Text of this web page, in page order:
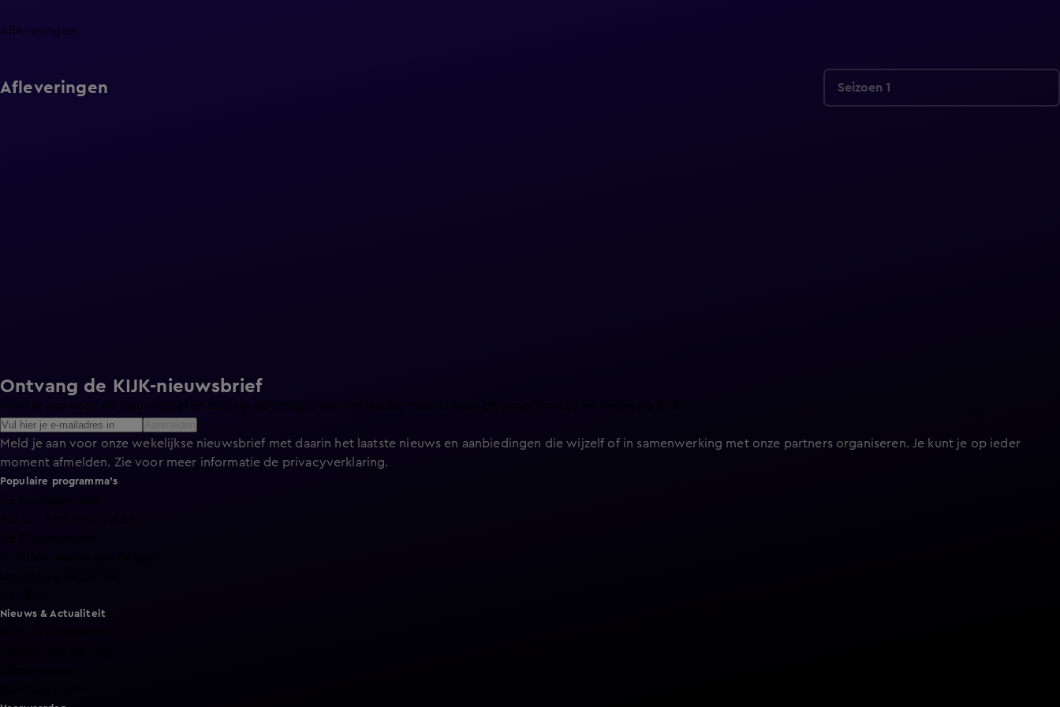
Afleveringen
Afleveringen Seizoen 1
Ontvang de KIJK-nieuwsbrief
Meld je aan voor de nieuwsbrief en blijf op de hoogte van het laatste nieuws over de programma’s en series op KIJK.
Meld je aan voor onze wekelijkse nieuwsbrief met daarin het laatste nieuws en aanbiedingen die wijzelf of in samenwerking met onze partners organiseren. Je kunt je op ieder
moment afmelden. Zie voor meer informatie de privacyverklaring.
Populaire programma's
Nieuws & Actualiteit